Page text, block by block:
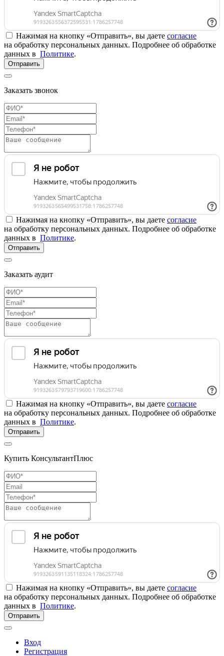
Нажимая на кнопку «Отправить», вы даете согласие
на обработку персональных данных. Подробнее об обработке
данных в Политике.
Отправить
Заказать звонок
Нажимая на кнопку «Отправить», вы даете согласие
на обработку персональных данных. Подробнее об обработке
данных в Политике.
Отправить
Заказать аудит
Нажимая на кнопку «Отправить», вы даете согласие
на обработку персональных данных. Подробнее об обработке
данных в Политике.
Отправить
Купить КонсультантПлюс
Нажимая на кнопку «Отправить», вы даете согласие
на обработку персональных данных. Подробнее об обработке
данных в Политике.
Отправить
Вход
Регистрация